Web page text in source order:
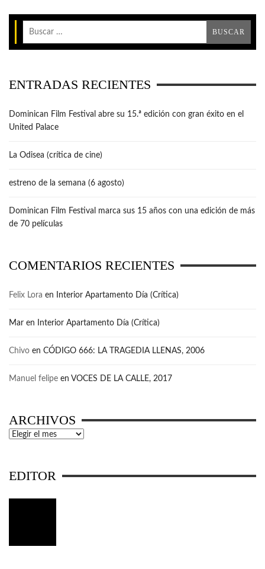
ENTRADAS RECIENTES
Dominican Film Festival abre su 15.ª edición con gran éxito en el
United Palace
La Odisea (crítica de cine)
estreno de la semana (6 agosto)
Dominican Film Festival marca sus 15 años con una edición de más
de 70 películas
COMENTARIOS RECIENTES
Felix Lora en Interior Apartamento Día (Crítica)
Mar en Interior Apartamento Día (Crítica)
Chivo en CÓDIGO 666: LA TRAGEDIA LLENAS, 2006
Manuel felipe en VOCES DE LA CALLE, 2017
ARCHIVOS
Archivos
EDITOR